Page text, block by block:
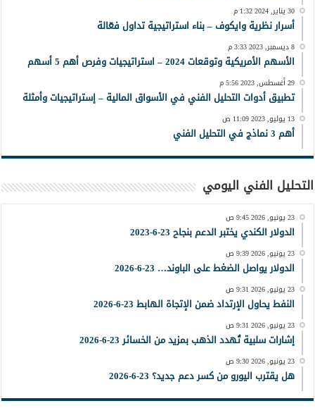
30 يناير, 2024 1:32 م
أسرار نظرية وايكوف – بناء استراتيجية تداول فعّالة
8 ديسمبر, 2023 3:33 م
الأسهم الأمريكية وتوقعات 2024 – استراتيجيات وفرص أهم 5 أسهم
29 أغسطس, 2023 5:56 م
تطبيق أدوات التحليل الفني في الأسواق المالية – إستراتيجيات وأمثلة
13 يوليو, 2023 11:09 ص
أهم 3 نماذج في التحليل الفني
التحليل الفني اليومي
23 يونيو, 2026 9:45 ص
الدولار الكندي يختبر الدعم بنجاح 23-6-2023
23 يونيو, 2026 9:39 ص
الدولار يواصل الضغط على الباوند… 23-6-2026
23 يونيو, 2026 9:31 ص
النفط يحاول الإرتداد ضمن الإتجاة الهابط 23-6-2026
23 يونيو, 2026 9:31 ص
إشارات سلبية تُهدد الذهب بمزيد من الخسائر 23-6-2026
23 يونيو, 2026 9:30 ص
هل يقترب اليورو من كسر دعم جديد؟ 23-6-2026